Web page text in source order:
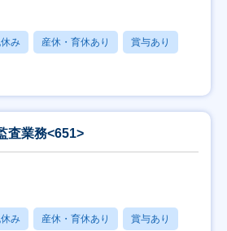
み 産休・育休あり 賞与あり
査業務<651>
み 産休・育休あり 賞与あり